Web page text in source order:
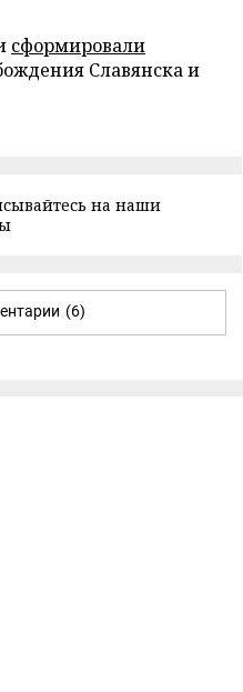
сформировали
Славянска и
на наши
(6)